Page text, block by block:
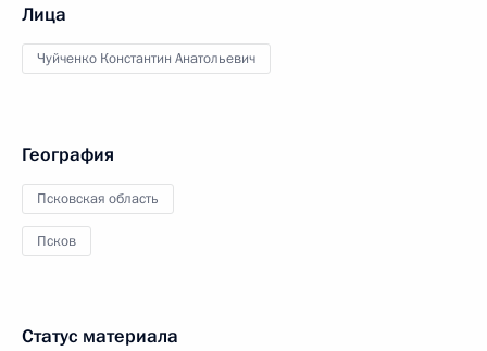
Лица
Чуйченко Константин Анатольевич
География
Псковская область
Псков
Статус материала